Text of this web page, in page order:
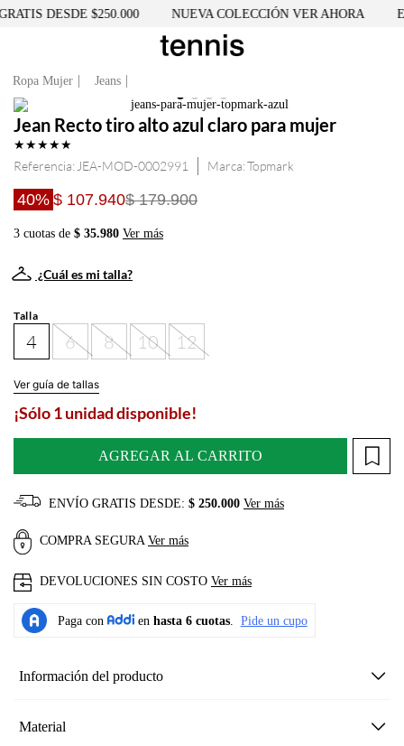
DESDE $250.000 NUEVA COLECCIÓN VER AHORA
Ropa Mujer Jeans
Jean Recto tiro alto azul claro para mujer
★★★★★
Referencia: JEA-MOD-0002991 Topmark
40% $ 107.940$ 179.900
3 cuotas de $ 35.980 Ver más
¿Cuál es mi talla?
Talla
4 6 8 10 12
Ver guía de tallas
¡Sólo 1 unidad disponible!
AGREGAR AL CARRITO
ENVÍO GRATIS DESDE: $ 250.000 Ver más
COMPRA SEGURA Ver más
DEVOLUCIONES SIN COSTO Ver más
Información del producto
Material